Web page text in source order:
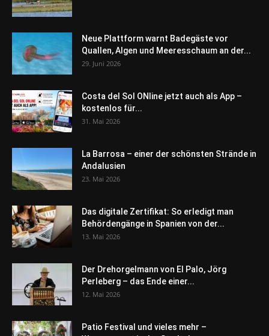
Neue Plattform warnt Badegäste vor
Quallen, Algen und Meeresschaum an der...
29. Juni 2026
Costa del Sol ONline jetzt auch als App –
kostenlos für...
31. Mai 2026
La Barrosa – einer der schönsten Strände in
Andalusien
23. Mai 2026
Das digitale Zertifikat: So erledigt man
Behördengänge in Spanien von der...
13. Mai 2026
Der Drehorgelmann von El Palo, Jörg
Perleberg – das Ende einer...
12. Mai 2026
Patio Festival und vieles mehr –